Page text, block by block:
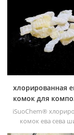
полипропиленом
адгезии для
субстратов. имеет
адгезию к пп, pe,
ТПО
хлорированная
комок для
чернил
iSuoChem®
комок ева сева